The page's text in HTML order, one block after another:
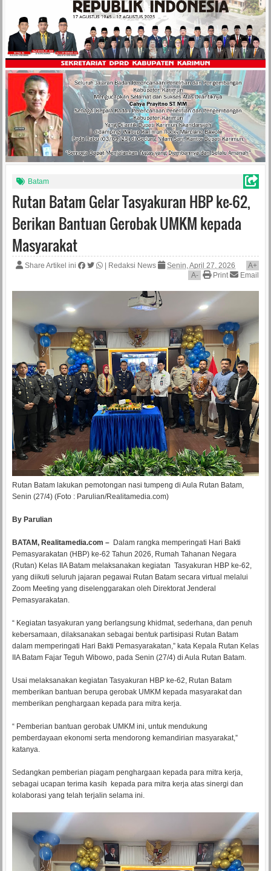
Batam
Rutan Batam Gelar Tasyakuran HBP ke-62,
Berikan Bantuan Gerobak UMKM kepada
Masyarakat
Share Artikel ini Redaksi News Senin, April 27, 2026 A+
A- Print Email
Rutan Batam lakukan pemotongan nasi tumpeng di Aula Rutan Batam,
Senin (27/4) (Foto : Parulian/Realitamedia.com)
By Parulian
BATAM, Realitamedia.com – Dalam rangka memperingati Hari Bakti
Pemasyarakatan (HBP) ke-62 Tahun 2026, Rumah Tahanan Negara
(Rutan) Kelas IIA Batam melaksanakan kegiatan Tasyakuran HBP ke-62,
yang diikuti seluruh jajaran pegawai Rutan Batam secara virtual melalui
Zoom Meeting yang diselenggarakan oleh Direktorat Jenderal
Pemasyarakatan.
“ Kegiatan tasyakuran yang berlangsung khidmat, sederhana, dan penuh
kebersamaan, dilaksanakan sebagai bentuk partisipasi Rutan Batam
dalam memperingati Hari Bakti Pemasyarakatan,” kata Kepala Rutan Kelas
IIA Batam Fajar Teguh Wibowo, pada Senin (27/4) di Aula Rutan Batam.
Usai melaksanakan kegiatan Tasyakuran HBP ke-62, Rutan Batam
memberikan bantuan berupa gerobak UMKM kepada masyarakat dan
memberikan penghargaan kepada para mitra kerja.
“ Pemberian bantuan gerobak UMKM ini, untuk mendukung
pemberdayaan ekonomi serta mendorong kemandirian masyarakat,”
katanya.
Sedangkan pemberian piagam penghargaan kepada para mitra kerja,
sebagai ucapan terima kasih kepada para mitra kerja atas sinergi dan
kolaborasi yang telah terjalin selama ini.